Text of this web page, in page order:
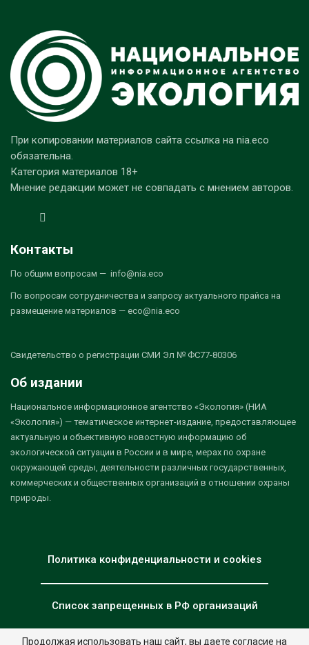
При копировании материалов сайта ссылка на nia.eco
обязательна.
Категория материалов 18+
Мнение редакции может не совпадать с мнением авторов.
Контакты
По общим вопросам — info@nia.eco
По вопросам сотрудничества и запросу актуального прайса на
размещение материалов — eco@nia.eco
Свидетельство о регистрации СМИ Эл № ФС77-80306
Об издании
Национальное информационное агентство «Экология» (НИА
«Экология») — тематическое интернет-издание, предоставляющее
актуальную и объективную новостную информацию об
экологической ситуации в России и в мире, мерах по охране
окружающей среды, деятельности различных государственных,
коммерческих и общественных организаций в отношении охраны
природы.
Политика конфиденциальности и cookies
Список запрещенных в РФ организаций
Продолжая использовать наш сайт, вы даете согласие на